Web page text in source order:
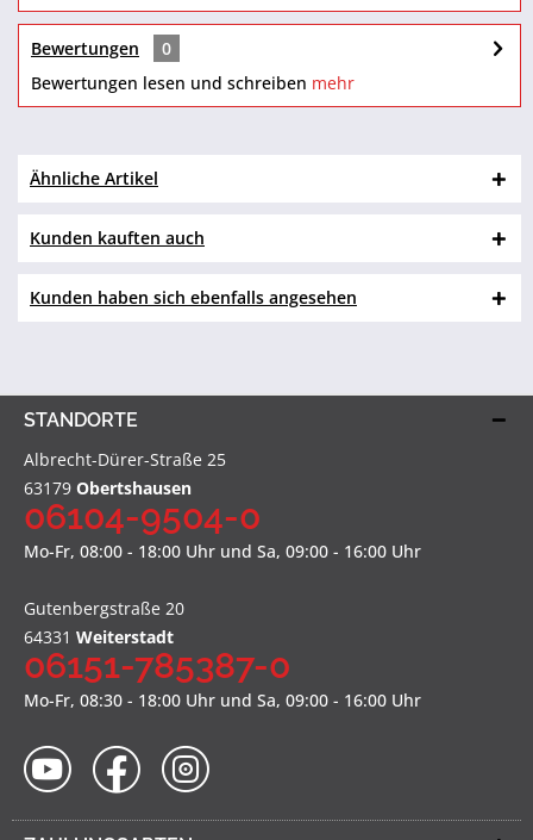
Bewertungen
0
Bewertungen lesen und schreiben mehr
Ähnliche Artikel
Kunden kauften auch
Kunden haben sich ebenfalls angesehen
STANDORTE
Albrecht-Dürer-Straße 25
63179 Obertshausen
06104-9504-0
Mo-Fr, 08:00 - 18:00 Uhr und Sa, 09:00 - 16:00 Uhr
Gutenbergstraße 20
64331 Weiterstadt
06151-785387-0
Mo-Fr, 08:30 - 18:00 Uhr und Sa, 09:00 - 16:00 Uhr